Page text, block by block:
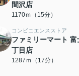
間沢店
1170ｍ（15分）
コンビニエンスストア
ファミリーマート
丁目店
1287ｍ（17分）